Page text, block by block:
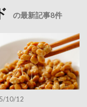
の最新記事8件
10/12